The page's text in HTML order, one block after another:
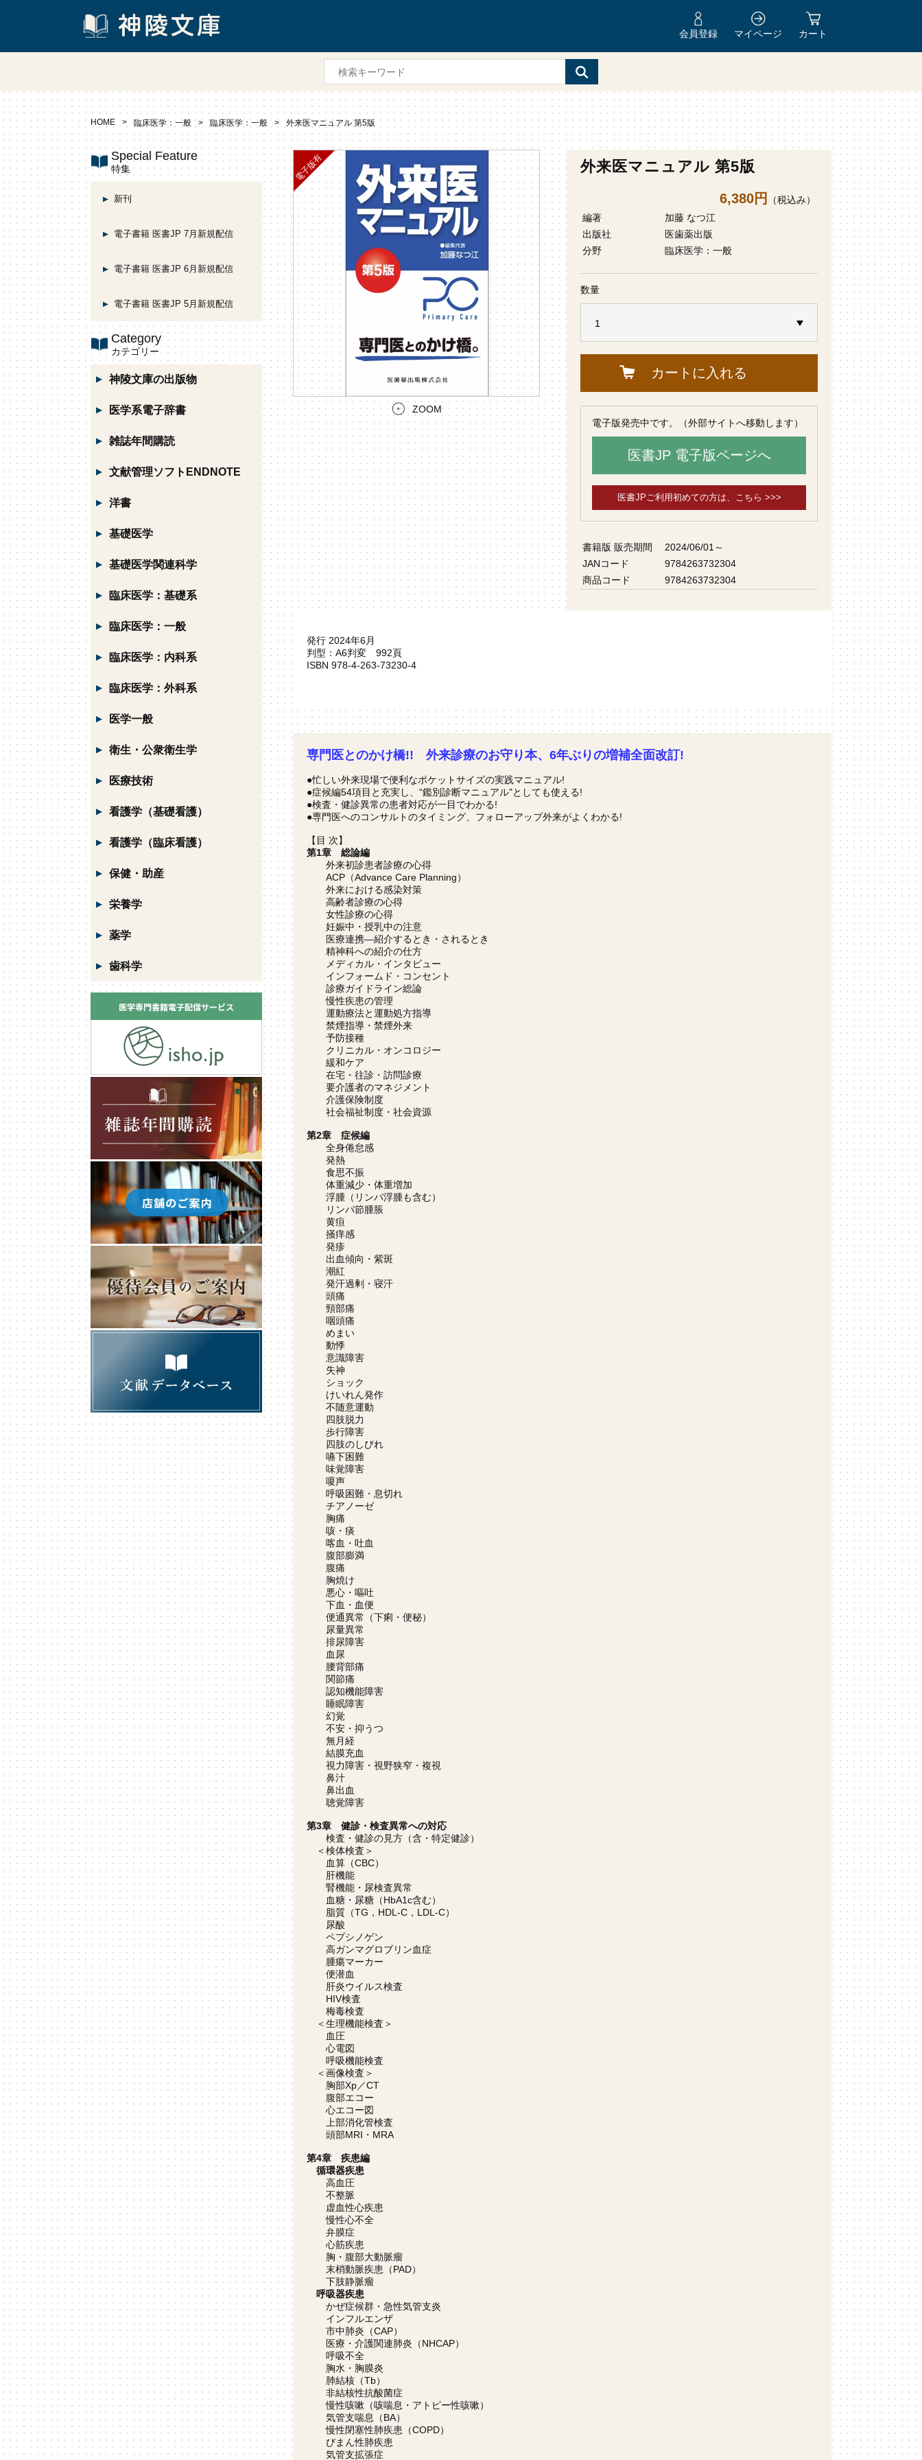
会員登録 マイページ カート
HOME 臨床医学：一般 臨床医学：一般 外来医マニュアル 第5版
ZOOM
外来医マニュアル 第5版
6,380円
（税込み）
編著
加藤 なつ江
出版社
医歯薬出版
分野
臨床医学：一般
数量
カートに入れる
電子版発売中です。（外部サイトへ移動します）
医書JP 電子版ページへ
医書JPご利用初めての方は、こちら >>>
書籍版 販売期間
2024/06/01～
JANコード
9784263732304
商品コード
9784263732304
発行 2024年6月
判型：A6判変 992頁
ISBN 978-4-263-73230-4
専門医とのかけ橋!! 外来診療のお守り本、6年ぶりの増補全面改訂!
●忙しい外来現場で便利なポケットサイズの実践マニュアル!
●症候編54項目と充実し、“鑑別診断マニュアル"としても使える!
●検査・健診異常の患者対応が一目でわかる!
●専門医へのコンサルトのタイミング、フォローアップ外来がよくわかる!
【目 次】
第1章 総論編
外来初診患者診療の心得
ACP（Advance Care Planning）
外来における感染対策
高齢者診療の心得
女性診療の心得
妊娠中・授乳中の注意
医療連携―紹介するとき・されるとき
精神科への紹介の仕方
メディカル・インタビュー
インフォームド・コンセント
診療ガイドライン総論
慢性疾患の管理
運動療法と運動処方指導
禁煙指導・禁煙外来
予防接種
クリニカル・オンコロジー
緩和ケア
在宅・往診・訪問診療
要介護者のマネジメント
介護保険制度
社会福祉制度・社会資源
第2章 症候編
全身倦怠感
発熱
食思不振
体重減少・体重増加
浮腫（リンパ浮腫も含む）
リンパ節腫脹
黄疸
掻痒感
発疹
出血傾向・紫斑
潮紅
発汗過剰・寝汗
頭痛
頸部痛
咽頭痛
めまい
動悸
意識障害
失神
ショック
けいれん発作
不随意運動
四肢脱力
歩行障害
四肢のしびれ
嚥下困難
味覚障害
嗄声
呼吸困難・息切れ
チアノーゼ
胸痛
咳・痰
喀血・吐血
腹部膨満
腹痛
胸焼け
悪心・嘔吐
下血・血便
便通異常（下痢・便秘）
尿量異常
排尿障害
血尿
腰背部痛
関節痛
認知機能障害
睡眠障害
幻覚
不安・抑うつ
無月経
結膜充血
視力障害・視野狭窄・複視
鼻汁
鼻出血
聴覚障害
第3章 健診・検査異常への対応
検査・健診の見方（含・特定健診）
＜検体検査＞
血算（CBC）
肝機能
腎機能・尿検査異常
血糖・尿糖（HbA1c含む）
脂質（TG，HDL-C，LDL-C）
尿酸
ペプシノゲン
高ガンマグロブリン血症
腫瘍マーカー
便潜血
肝炎ウイルス検査
HIV検査
梅毒検査
＜生理機能検査＞
血圧
心電図
呼吸機能検査
＜画像検査＞
胸部Xp／CT
腹部エコー
心エコー図
上部消化管検査
頭部MRI・MRA
第4章 疾患編
循環器疾患
高血圧
不整脈
虚血性心疾患
慢性心不全
弁膜症
心筋疾患
胸・腹部大動脈瘤
末梢動脈疾患（PAD）
下肢静脈瘤
呼吸器疾患
かぜ症候群・急性気管支炎
インフルエンザ
市中肺炎（CAP）
医療・介護関連肺炎（NHCAP）
呼吸不全
胸水・胸膜炎
肺結核（Tb）
非結核性抗酸菌症
慢性咳嗽（咳喘息・アトピー性咳嗽）
気管支喘息（BA）
慢性閉塞性肺疾患（COPD）
びまん性肺疾患
気管支拡張症
Special Feature
特集
新刊
電子書籍 医書JP 7月新規配信
電子書籍 医書JP 6月新規配信
電子書籍 医書JP 5月新規配信
Category
カテゴリー
神陵文庫の出版物
医学系電子辞書
雑誌年間購読
文献管理ソフトENDNOTE
洋書
基礎医学
基礎医学関連科学
臨床医学：基礎系
臨床医学：一般
臨床医学：内科系
臨床医学：外科系
医学一般
衛生・公衆衛生学
医療技術
看護学（基礎看護）
看護学（臨床看護）
保健・助産
栄養学
薬学
歯科学